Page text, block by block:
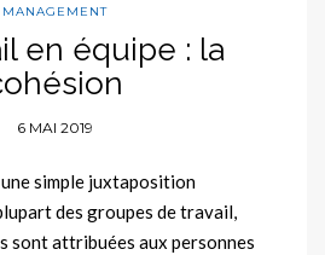
MANAGEMENT
en équipe : la
6 MAI 2019
une simple juxtaposition
des groupes de travail,
sont attribuées aux personnes